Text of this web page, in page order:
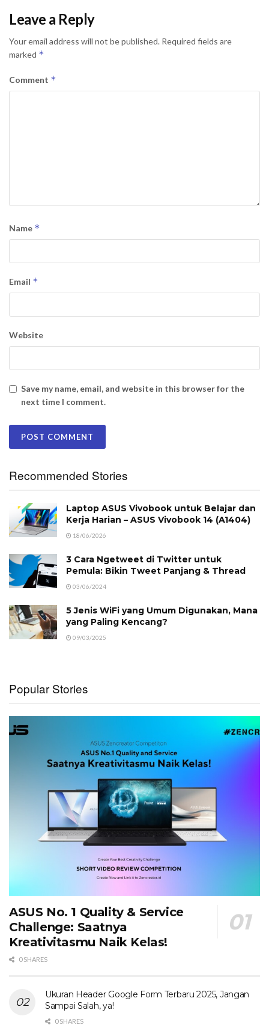
Leave a Reply
Your email address will not be published. Required fields are
marked *
Comment *
Name *
Email *
Website
Save my name, email, and website in this browser for the
next time I comment.
Recommended Stories
Laptop ASUS Vivobook untuk Belajar dan
Kerja Harian – ASUS Vivobook 14 (A1404)
18/06/2026
3 Cara Ngetweet di Twitter untuk
Pemula: Bikin Tweet Panjang & Thread
03/06/2024
5 Jenis WiFi yang Umum Digunakan, Mana
yang Paling Kencang?
09/03/2025
Popular Stories
ASUS No. 1 Quality & Service
Challenge: Saatnya
Kreativitasmu Naik Kelas!
0 SHARES
Ukuran Header Google Form Terbaru 2025, Jangan
Sampai Salah, ya!
0 SHARES